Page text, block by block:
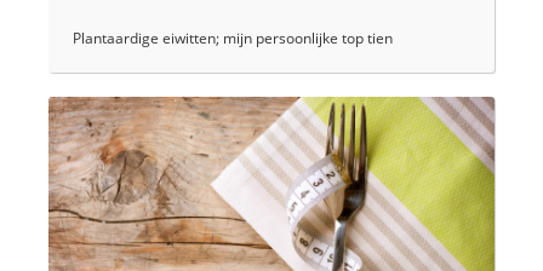
Plantaardige eiwitten; mijn persoonlijke top tien